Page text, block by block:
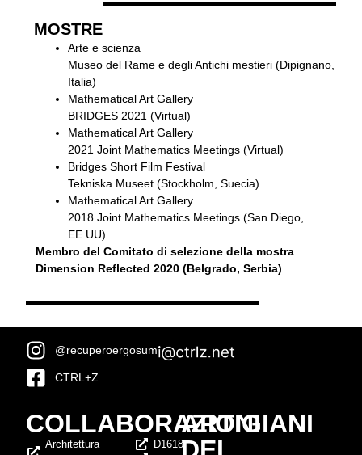
MOSTRE
Arte e scienza
Museo del Rame e degli Antichi mestieri (Dipignano,
Italia)
Mathematical Art Gallery
BRIDGES 2021 (Virtual)
Mathematical Art Gallery
2021 Joint Mathematics Meetings (Virtual)
Bridges Short Film Festival
Tekniska Museet (Stockholm, Suecia)
Mathematical Art Gallery
2018 Joint Mathematics Meetings (San Diego,
EE.UU)
Membro del Comitato di selezione della mostra
Dimension Reflected 2020 (Belgrado, Serbia)
@recuperoergosum
CTRL+Z
COLLABORAZIONI
Architettura
D1618
ARTIGIANI